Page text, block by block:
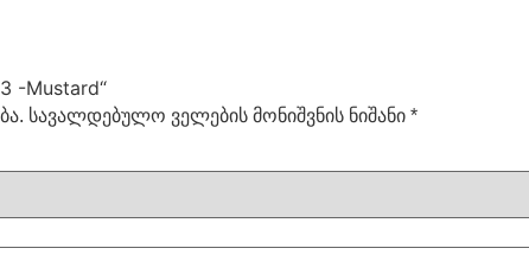
-Mustard“
სავალდებულო ველების მონიშვნის ნიშანი *